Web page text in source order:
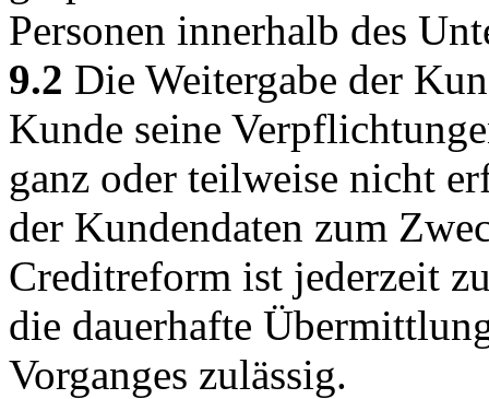
Personen innerhalb des
9.2 Die Weitergabe der
Kunde seine
ganz oder teilweise nicht
der Kundendaten zum
Creditreform ist jederzeit
die dauerhafte
Vorganges zulässig.